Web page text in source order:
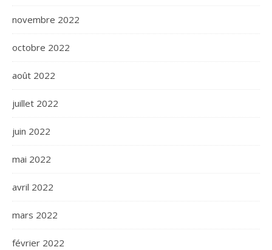
novembre 2022
octobre 2022
août 2022
juillet 2022
juin 2022
mai 2022
avril 2022
mars 2022
février 2022